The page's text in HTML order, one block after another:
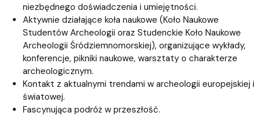
niezbędnego doświadczenia i umiejętności.
Aktywnie działające koła naukowe (Koło Naukowe
Studentów Archeologii oraz Studenckie Koło Naukowe
Archeologii Śródziemnomorskiej), organizujące wykłady,
konferencje, pikniki naukowe, warsztaty o charakterze
archeologicznym.
Kontakt z aktualnymi trendami w archeologii europejskiej i
światowej.
Fascynująca podróż w przeszłość.